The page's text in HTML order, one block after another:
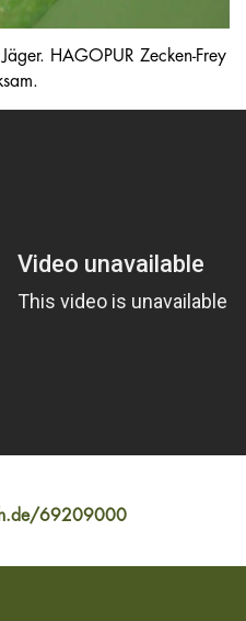
HAGOPUR Zecken-Frey
69209000